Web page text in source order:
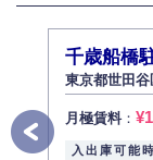
切に管理するよう社
代表取締役社長 野
千歳船橋
東京都世田谷
月極賃料：
入出庫可能